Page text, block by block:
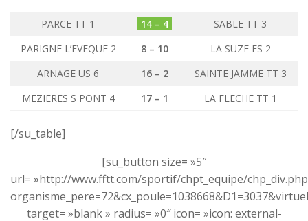
PARCE TT 1 14 – 4
SABLE TT 3
PARIGNE L’EVEQUE 2
8 – 10
LA SUZE ES 2
ARNAGE US 6
16 – 2
SAINTE JAMME TT 3
MEZIERES S PONT 4
17 – 1 LA FLECHE TT 1
[/su_table]
[su_button size= »5″
url= »http://www.fftt.com/sportif/chpt_equipe/
target= »blank » radius= »0″ icon= »icon: external-